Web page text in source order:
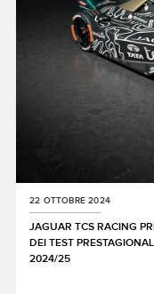
22 OTTOBRE 2024
JAGUAR TCS RACING
DEI TEST
2024/25